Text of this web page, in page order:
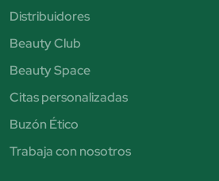
Distribuidores
Beauty Club
Beauty Space
Citas personalizadas
Buzón Ético
Trabaja con nosotros